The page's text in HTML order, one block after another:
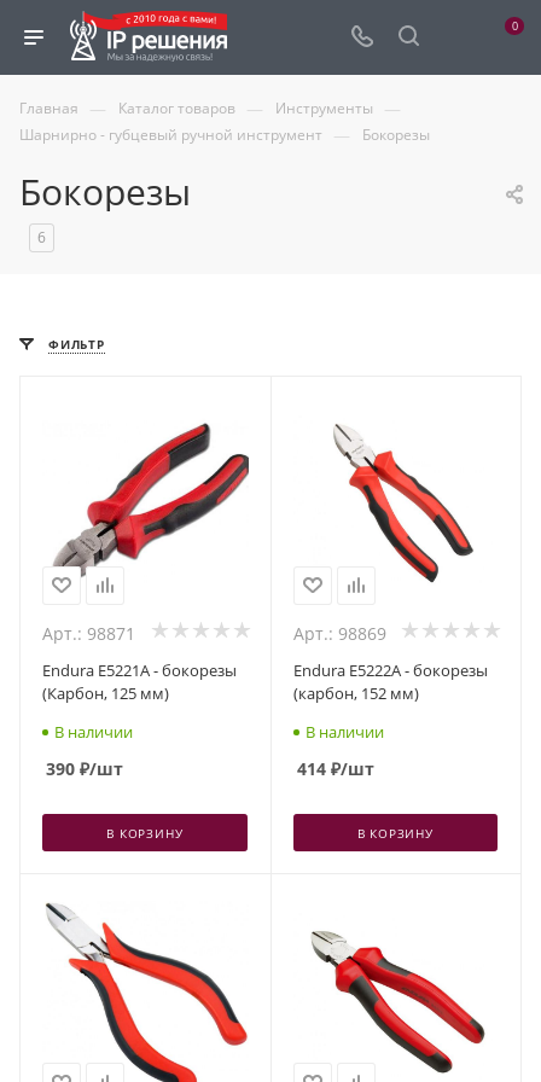
0
Главная — Каталог товаров — Инструменты —
Шарнирно - губцевый ручной инструмент — Бокорезы
Бокорезы
6
ФИЛЬТР
Арт.: 98871
Endura E5221A - бокорезы
(Карбон, 125 мм)
В наличии
390 ₽/шт
В КОРЗИНУ
Арт.: 98869
Endura E5222A - бокорезы
(карбон, 152 мм)
В наличии
414₽/шт
В КОРЗИНУ